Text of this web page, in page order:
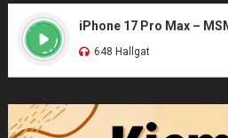
iPhone 17 Pro Max –
648 Hallgat